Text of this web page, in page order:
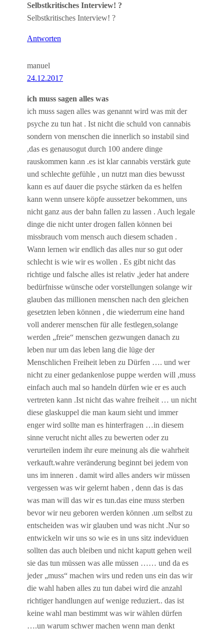
Selbstkritisches Interview! ?
Selbstkritisches Interview! ?
Antworten
manuel
24.12.2017
ich muss sagen alles was
ich muss sagen alles was genannt wird was mit der
psyche zu tun hat . Ist nicht die schuld von cannabis
sondern von menschen die innerlich so instabil sind
,das es genausogut durch 100 andere dinge
rauskommen kann .es ist klar cannabis verstärk gute
und schlechte gefühle , un nutzt man dies bewusst
kann es auf dauer die psyche stärken da es helfen
kann wenn unsere köpfe aussetzer bekommen, uns
nicht ganz aus der bahn fallen zu lassen . Auch legale
dinge die nicht unter drogen fallen können bei
missbrauch vom mensch auch diesem schaden .
Wann lernen wir endlich das alles nur so gut oder
schlecht is wie wir es wollen . Es gibt nicht das
richtige und falsche alles ist relativ ,jeder hat andere
bedürfnisse wünsche oder vorstellungen solange wir
glauben das millionen menschen nach den gleichen
gesetzten leben können , die wiederrum eine hand
voll anderer menschen für alle festlegen,solange
werden „freie“ menschen gezwungen danach zu
leben nur um das leben lang die lüge der
Menschlichen Freiheit leben zu Dürfen …. und wer
nicht zu einer gedankenlose puppe werden will ,muss
einfach auch mal so handeln dürfen wie er es auch
vertreten kann .Ist nicht das wahre freiheit … un nicht
diese glaskuppel die man kaum sieht und immer
enger wird sollte man es hinterfragen …in diesem
sinne verucht nicht alles zu bewerten oder zu
verurteilen indem ihr eure meinung als die wahrheit
verkauft.wahre veränderung beginnt bei jedem von
uns im inneren . damit wird alles anders wir müssen
vergessen was wir gelernt haben , denn das is das
was man will das wir es tun.das eine muss sterben
bevor wir neu geboren werden können .um selbst zu
entscheiden was wir glauben und was nicht .Nur so
entwickeln wir uns so wie es in uns sitz indeviduen
sollten das auch bleiben und nicht kaputt gehen weil
sie das tun müssen was alle müssen …… und da es
jeder „muss“ machen wirs und reden uns ein das wir
die wahl haben alles zu tun dabei wird die anzahl
richtiger handlungen auf wenige reduziert.. das ist
keine wahl man bestimmt was wir wählen dürfen
….un warum schwer machen wenn man denkt